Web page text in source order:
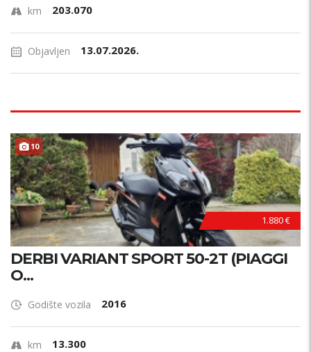
km 203.070
Objavljen 13.07.2026.
10
1.880 €
DERBI VARIANT SPORT 50-2T (PIAGGI
O...
Godište vozila 2016
km 13.300